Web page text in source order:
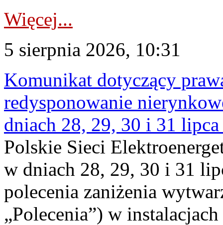
Więcej...
5 sierpnia 2026, 10:31
Komunikat dotyczący
redysponowanie
dniach 28, 29, 30 i 31
Polskie Sieci
w dniach 28, 29, 30 i 31
polecenia zaniżenia
„Polecenia”) w